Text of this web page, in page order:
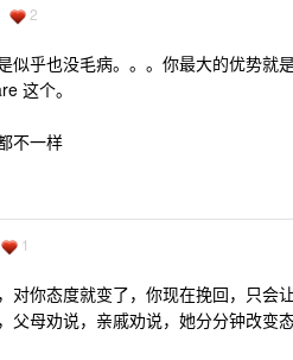
2
似乎也没毛病。。。你最大的优势就
这个。
不一样
1
对你态度就变了，你现在挽回，只会
父母劝说，亲戚劝说，她分分钟改变